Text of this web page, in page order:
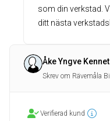
som din verkstad.
ditt nästa
Åke Yngve Kennet
Skrev om Rävemåla
Verifierad kund